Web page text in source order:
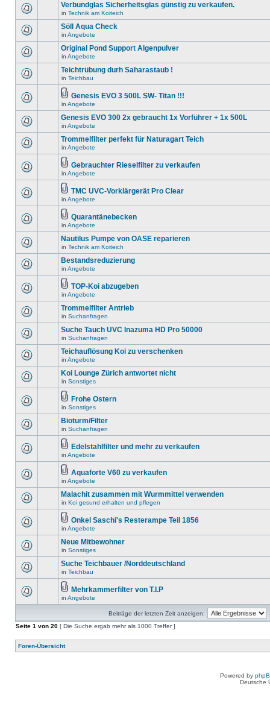
Verbundglas Sicherheitsglas günstig zu verkaufen.
in Technik am Koiteich
Söll Aqua Check
in Angebote
Original Pond Support Algenpulver
in Angebote
Teichtrübung durh Saharastaub !
in Teichbau
Genesis EVO 3 500L SW- Titan !!!
in Angebote
Genesis EVO 300 2x gebraucht 1x Vorführer + 1x 500L
in Angebote
Trommelfilter perfekt für Naturagart Teich
in Angebote
Gebrauchter Rieselfilter zu verkaufen
in Angebote
TMC UVC-Vorklärgerät Pro Clear
in Angebote
Quarantänebecken
in Angebote
Nautilus Pumpe von OASE reparieren
in Technik am Koiteich
Bestandsreduzierung
in Angebote
TOP-Koi abzugeben
in Angebote
Trommelfilter Antrieb
in Suchanfragen
Suche Tauch UVC Inazuma HD Pro 50000
in Suchanfragen
Teichauflösung Koi zu verschenken
in Angebote
Koi Lounge Zürich antwortet nicht
in Sonstiges
Frohe Ostern
in Sonstiges
Bioturm/Filter
in Suchanfragen
Edelstahlfilter und mehr zu verkaufen
in Angebote
Aquaforte V60 zu verkaufen
in Angebote
Malachit zusammen mit Wurmmittel verwenden
in Koi gesund erhalten und pflegen
Onkel Saschi's Resterampe Teil 1856
in Angebote
Neue Mitbewohner
in Sonstiges
Suche Teichbauer /Norddeutschland
in Teichbau
Mehrkammerfilter von T.I.P
in Angebote
Beiträge der letzten Zeit anzeigen:
Seite 1 von 20 [ Die Suche ergab mehr als 1000 Treffer ]
Foren-Übersicht
Powered by
Deutsche